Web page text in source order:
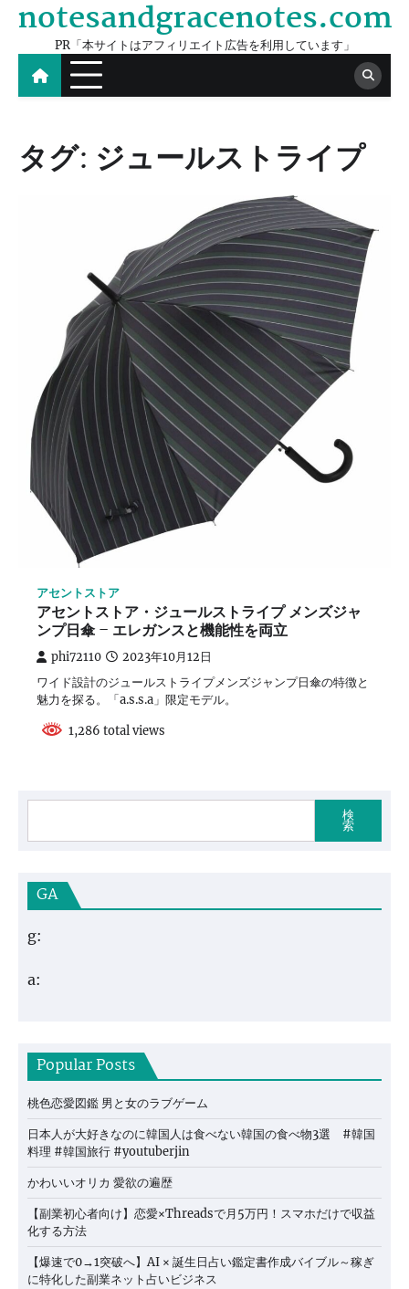
Skip
content
notesandgracenotes.com
PR「本サイトはアフィリエイト広告を利用しています」
タグ: ジュールストライプ
アセントストア
アセントストア・ジュールストライプ メンズジャ
ンプ日傘 – エレガンスと機能性を両立
phi72110 2023年10月12日
ワイド設計のジュールストライプメンズジャンプ日傘の特徴と
魅力を探る。「a.s.s.a」限定モデル。
1,286 total views
検
索
GA
g:
a:
Popular Posts
桃色恋愛図鑑 男と女のラブゲーム
日本人が大好きなのに韓国人は食べない韓国の食べ物3選 #韓国
料理 #韓国旅行 #youtuberjin
かわいいオリカ 愛欲の遍歴
【副業初心者向け】恋愛×Threadsで月5万円！スマホだけで収益
化する方法
【爆速で0→1突破へ】AI × 誕生日占い鑑定書作成バイブル～稼ぎ
に特化した副業ネット占いビジネス